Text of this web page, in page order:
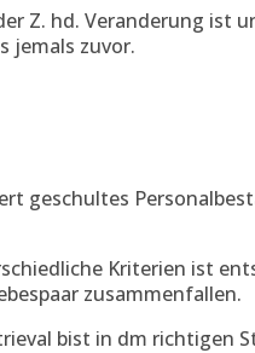
Z. hd. Veranderung ist
jemals zuvor.
geschultes
Kriterien ist
zusammenfallen.
bist in dm richtigen